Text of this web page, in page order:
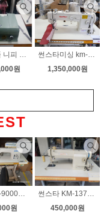
일본 명품 니피 스카이빙(새제품) NY-201 강력한 무소음모터 전국무료배송
원
썬스타미싱 km-640bl 롱암 상하송미싱 가죽미싱 천막미싱 후물용미싱 강력한 서보모터
1,350,000원
juki DDL-9000B SH 다이렉트 자동사절미싱 후물용 무소음 속도조절 상태좋아요
원
썬스타 KM-137A 공업용미싱 국내생산 수선실 현수막 기타
450,000원